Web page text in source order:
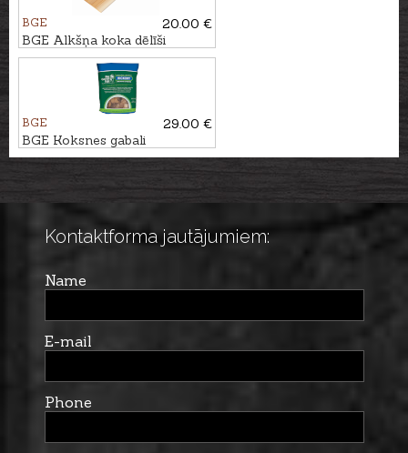
BGE
20.00 €
BGE Alkšņa koka dēlīši
grillēšanai, 2gb.
BGE
29.00 €
BGE Koksnes gabali
VALRIEKSTKOKS, 9L
Kontaktforma jautājumiem:
Name
E-mail
Phone